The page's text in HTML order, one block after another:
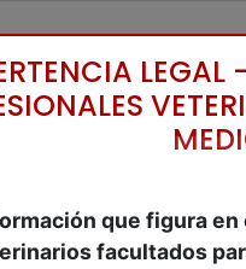
LEGAL
que figura
facultados